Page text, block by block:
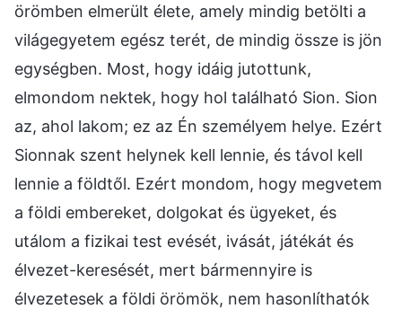
örömben elmerült élete, amely mindig betölti a
világegyetem egész terét, de mindig össze is jön
egységben. Most, hogy idáig jutottunk,
elmondom nektek, hogy hol található Sion. Sion
az, ahol lakom; ez az Én személyem helye. Ezért
Sionnak szent helynek kell lennie, és távol kell
lennie a földtől. Ezért mondom, hogy megvetem
a földi embereket, dolgokat és ügyeket, és
utálom a fizikai test evését, ivását, játékát és
élvezet-keresését, mert bármennyire is
élvezetesek a földi örömök, nem hasonlíthatók